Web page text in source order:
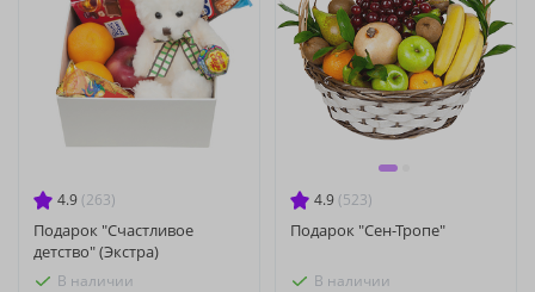
4.9 (263)
Подарок "Счастливое
детство" (Экстра)
В наличии
4.9 (523)
Подарок "Сен-Тропе"
В наличии